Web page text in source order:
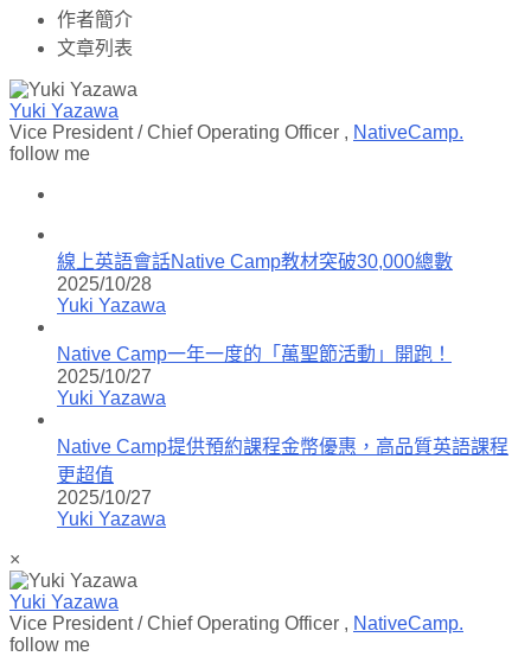
作者簡介
文章列表
Yuki Yazawa
Vice President / Chief Operating Officer , NativeCamp.
follow me
線上英語會話Native Camp教材突破30,000總數
2025/10/28
Yuki Yazawa
Native Camp一年一度的「萬聖節活動」開跑！
2025/10/27
Yuki Yazawa
Native Camp提供預約課程金幣優惠，高品質英語課程
更超值
2025/10/27
Yuki Yazawa
×
Yuki Yazawa
Vice President / Chief Operating Officer , NativeCamp.
follow me